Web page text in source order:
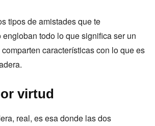
tipos de amistades que te
engloban todo lo que significa ser un
características con lo que es
virtud
real, es esa donde las dos